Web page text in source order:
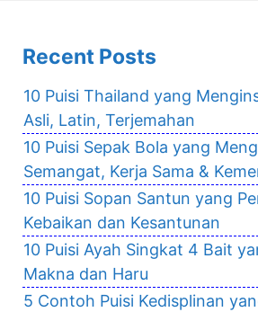
Recent Posts
10 Puisi Thailand yang
Asli, Latin, Terjemahan
10 Puisi Sepak Bola yang
Semangat, Kerja Sama &
10 Puisi Sopan Santun yang
Kebaikan dan Kesantunan
10 Puisi Ayah Singkat 4 Bait
Makna dan Haru
5 Contoh Puisi Kedisplinan